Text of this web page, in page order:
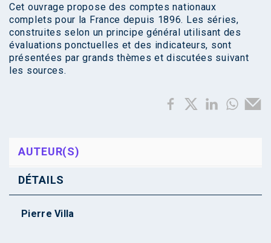
Cet ouvrage propose des comptes nationaux
complets pour la France depuis 1896. Les séries,
construites selon un principe général utilisant des
évaluations ponctuelles et des indicateurs, sont
présentées par grands thèmes et discutées suivant
les sources.
AUTEUR(S)
DÉTAILS
Pierre Villa